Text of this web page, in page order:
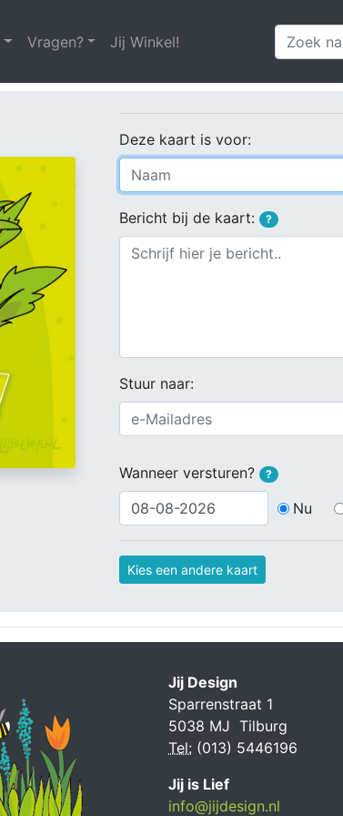
Vragen? Jij Winkel!
Deze kaart is voor:
Bericht bij de kaart: ?
Stuur naar:
Wanneer versturen?
?
Nu
Kies een andere kaart
Jij Design
Sparrenstraat 1
5038 MJ Tilburg
Tel: (013) 5446196
Jij is Lief
info@jijdesign.nl